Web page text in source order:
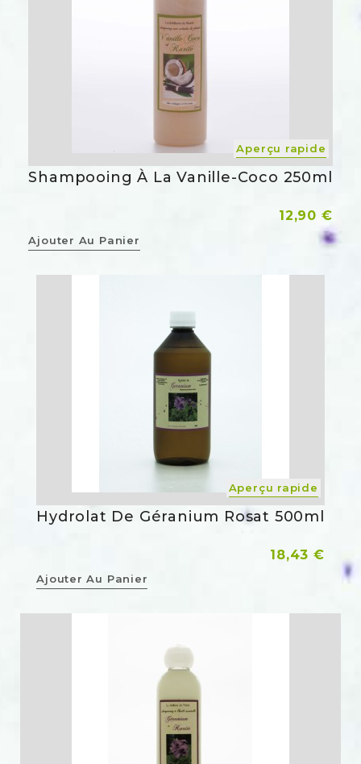
Aperçu rapide
Shampooing À La Vanille-Coco 250ml
Prix
12,90 €
Ajouter Au Panier
Aperçu rapide
Hydrolat De Géranium Rosat 500ml
Prix
18,43 €
Ajouter Au Panier